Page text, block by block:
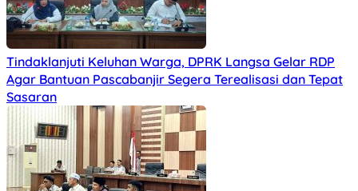
Tindaklanjuti Keluhan Warga, DPRK Langsa Gelar RDP
Agar Bantuan Pascabanjir Segera Terealisasi dan Tepat
Sasaran